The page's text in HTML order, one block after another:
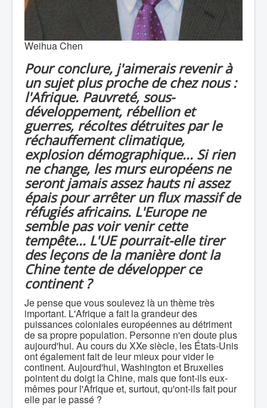
Weihua Chen
Pour conclure, j'aimerais revenir à
un sujet plus proche de chez nous :
l'Afrique. Pauvreté, sous-
développement, rébellion et
guerres, récoltes détruites par le
réchauffement climatique,
explosion démographique... Si rien
ne change, les murs européens ne
seront jamais assez hauts ni assez
épais pour arrêter un flux massif de
réfugiés africains. L'Europe ne
semble pas voir venir cette
tempête... L'UE pourrait-elle tirer
des leçons de la manière dont la
Chine tente de développer ce
continent ?
Je pense que vous soulevez là un thème très
important. L'Afrique a fait la grandeur des
puissances coloniales européennes au détriment
de sa propre population. Personne n'en doute plus
aujourd'hui. Au cours du XXe siècle, les États-Unis
ont également fait de leur mieux pour vider le
continent. Aujourd'hui, Washington et Bruxelles
pointent du doigt la Chine, mais que font-ils eux-
mêmes pour l'Afrique et, surtout, qu'ont-ils fait pour
elle par le passé ?